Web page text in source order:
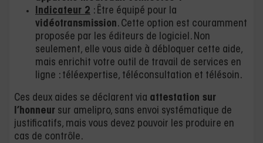
Indicateur 2 : Être équipé pour la
vidéotransmission. Cette option est couramment
proposée par les éditeurs de logiciel. Non
seulement, elle vous aide à débloquer cette aide,
mais enrichit votre outil de travail de services en
ligne : téléexpertise, téléconsultation et télésoin.
Ces deux aides se déclarent via attestation sur
l’honneur sur amelipro, sans envoi systématique de
justificatifs, mais vous devez pouvoir les produire en
cas de contrôle.